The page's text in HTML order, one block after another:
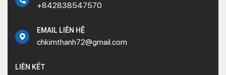
+842838547570
EMAIL LIÊN HỆ
chkimthanh72@gmail.com
LIÊN KẾT